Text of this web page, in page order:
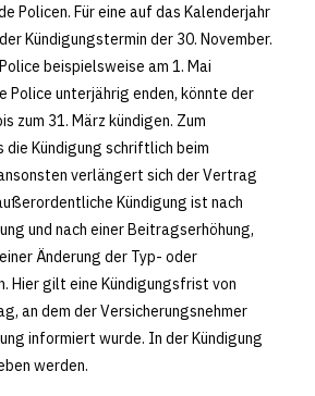
Policen. Für eine auf das Kalenderjahr
Kündigungstermin der 30. November.
beispielsweise am 1. Mai
Police unterjährig enden, könnte der
zum 31. März kündigen. Zum
die Kündigung schriftlich beim
verlängert sich der Vertrag
Kündigung ist nach
und nach einer Beitragserhöhung,
Änderung der Typ- oder
Hier gilt eine Kündigungsfrist von
an dem der Versicherungsnehmer
informiert wurde. In der Kündigung
werden.